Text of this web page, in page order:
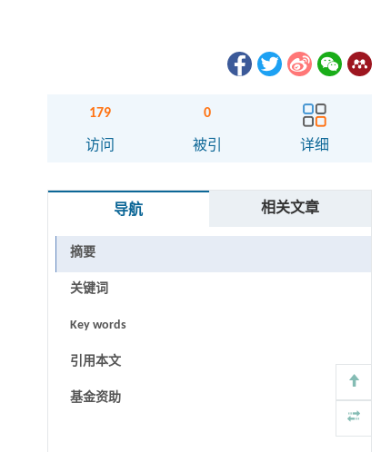
179
访问
0
被引 详细
导航 相关文章
摘要
关键词
Key words
引用本文
基金资助